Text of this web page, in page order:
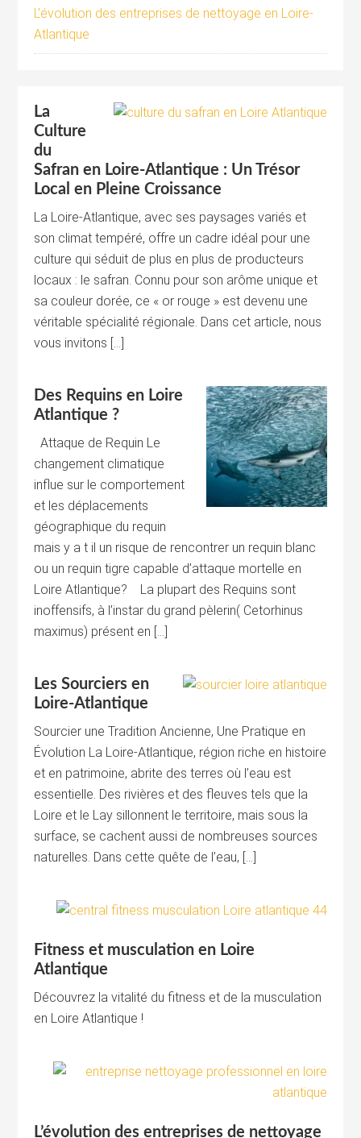
L’évolution des entreprises de nettoyage en Loire-
Atlantique
La
Culture
du
Safran en Loire-Atlantique : Un Trésor
Local en Pleine Croissance
La Loire-Atlantique, avec ses paysages variés et
son climat tempéré, offre un cadre idéal pour une
culture qui séduit de plus en plus de producteurs
locaux : le safran. Connu pour son arôme unique et
sa couleur dorée, ce « or rouge » est devenu une
véritable spécialité régionale. Dans cet article, nous
vous invitons […]
Des Requins en Loire
Atlantique ?
Attaque de Requin Le
changement climatique
influe sur le comportement
et les déplacements
géographique du requin
mais y a t il un risque de rencontrer un requin blanc
ou un requin tigre capable d’attaque mortelle en
Loire Atlantique? La plupart des Requins sont
inoffensifs, à l’instar du grand pèlerin( Cetorhinus
maximus) présent en […]
Les Sourciers en
Loire-Atlantique
Sourcier une Tradition Ancienne, Une Pratique en
Évolution La Loire-Atlantique, région riche en histoire
et en patrimoine, abrite des terres où l’eau est
essentielle. Des rivières et des fleuves tels que la
Loire et le Lay sillonnent le territoire, mais sous la
surface, se cachent aussi de nombreuses sources
naturelles. Dans cette quête de l’eau, […]
Fitness et musculation en Loire
Atlantique
Découvrez la vitalité du fitness et de la musculation
en Loire Atlantique !
L’évolution des entreprises de nettoyage